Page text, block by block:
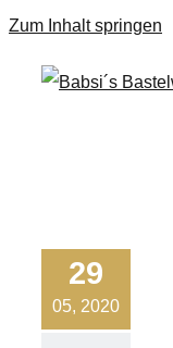
Zum Inhalt springen
29
05, 2020